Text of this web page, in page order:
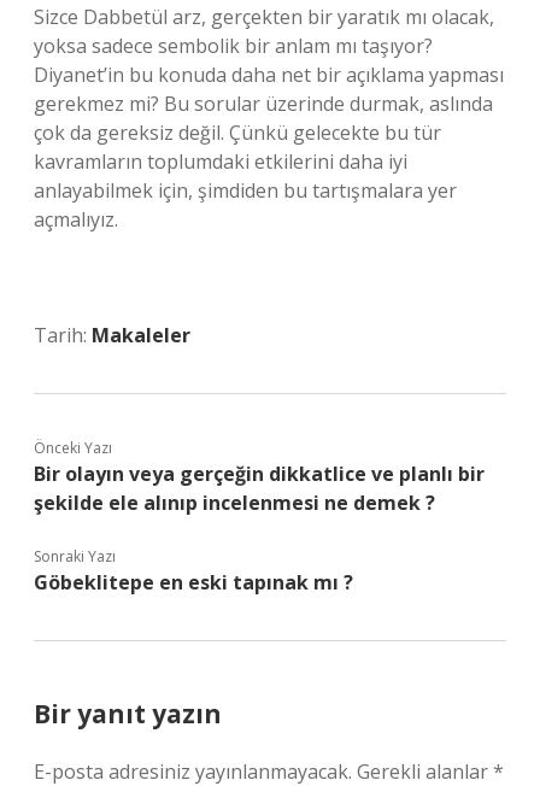
Sizce Dabbetül arz, gerçekten bir yaratık mı olacak,
yoksa sadece sembolik bir anlam mı taşıyor?
Diyanet’in bu konuda daha net bir açıklama yapması
gerekmez mi? Bu sorular üzerinde durmak, aslında
çok da gereksiz değil. Çünkü gelecekte bu tür
kavramların toplumdaki etkilerini daha iyi
anlayabilmek için, şimdiden bu tartışmalara yer
açmalıyız.
Tarih: Makaleler
Önceki Yazı
Bir olayın veya gerçeğin dikkatlice ve planlı bir
şekilde ele alınıp incelenmesi ne demek ?
Sonraki Yazı
Göbeklitepe en eski tapınak mı ?
Bir yanıt yazın
E-posta adresiniz yayınlanmayacak. Gerekli alanlar*